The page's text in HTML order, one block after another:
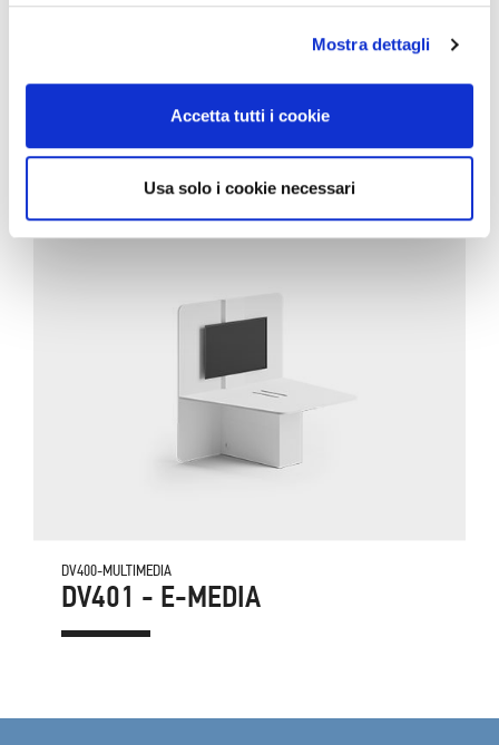
Mostra dettagli
Accetta tutti i cookie
Usa solo i cookie necessari
CORRELATI
DV400-MULTIMEDIA
DV401 - E-MEDIA